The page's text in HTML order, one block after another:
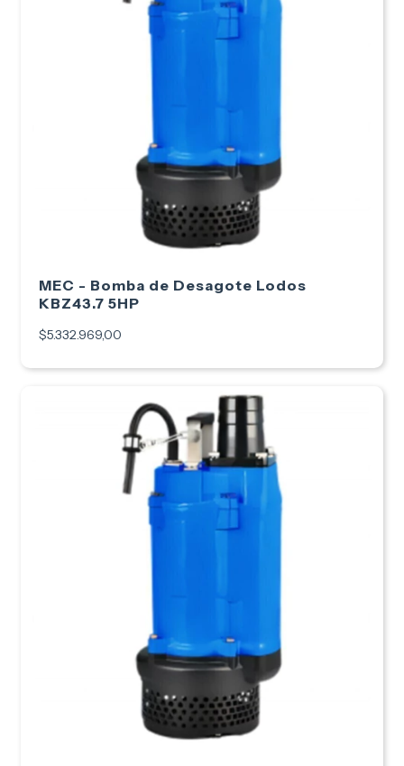
MEC - Bomba de Desagote Lodos
KBZ43.7 5HP
$5.332.969,00